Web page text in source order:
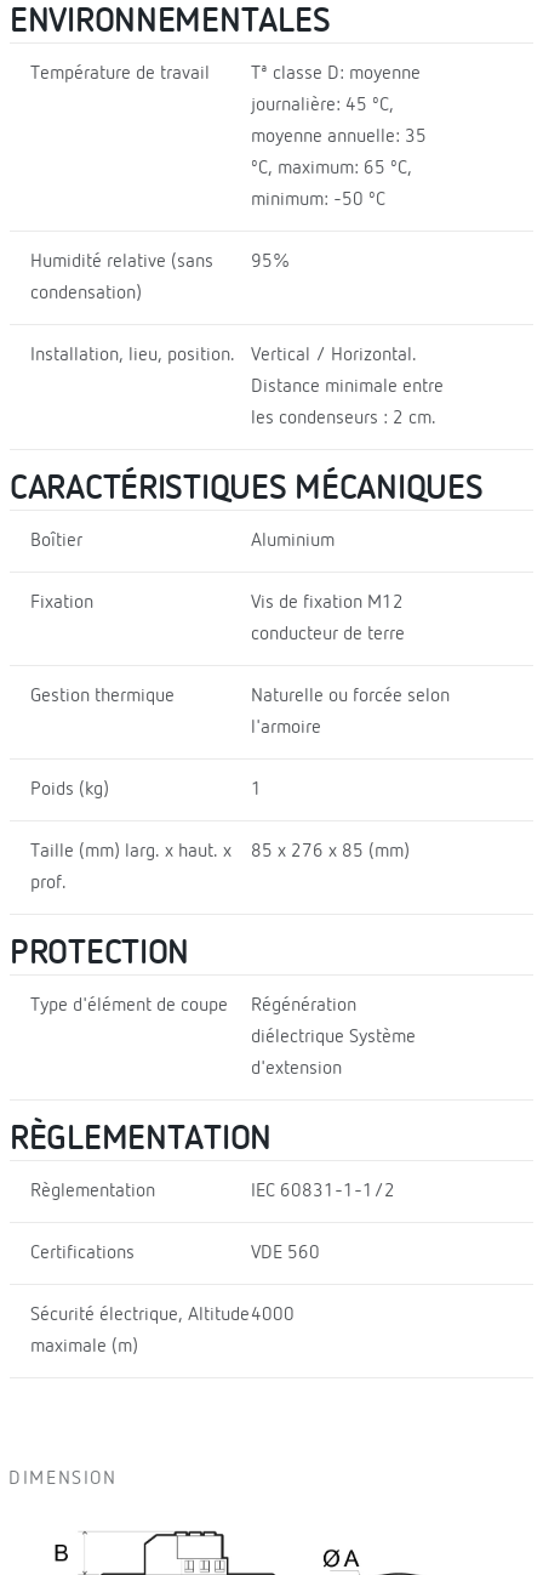
ENVIRONNEMENTALES
Température de travail
Tª classe D: moyenne
journalière: 45 ºC,
moyenne annuelle: 35
ºC, maximum: 65 ºC,
minimum: -50 ºC
Humidité relative (sans
condensation)
95%
Installation, lieu, position.
Vertical / Horizontal.
Distance minimale entre
les condenseurs : 2 cm.
CARACTÉRISTIQUES MÉCANIQUES
Boîtier Aluminium
Fixation
Vis de fixation M12
conducteur de terre
Gestion thermique
Naturelle ou forcée selon
l'armoire
Poids (kg) 1
Taille (mm) larg. x haut. x
prof.
85 x 276 x 85 (mm)
PROTECTION
Type d'élément de coupe
Régénération
diélectrique Système
d'extension
RÈGLEMENTATION
Règlementation IEC 60831-1-1/2
Certifications VDE 560
Sécurité électrique, Altitude
maximale (m)
4000
DIMENSION